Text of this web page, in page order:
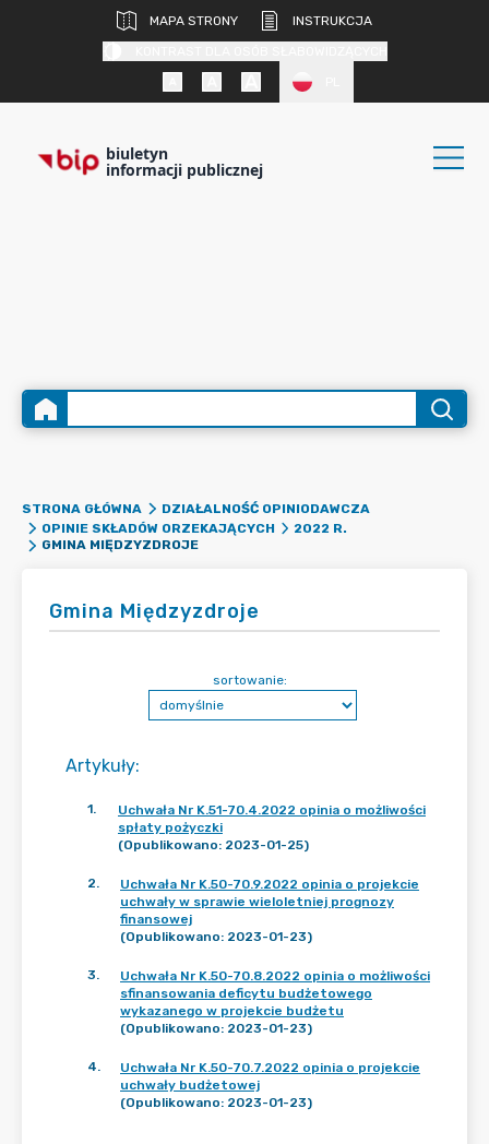
MAPA STRONY
INSTRUKCJA
biuletyn
informacji publicznej
STRONA GŁÓWNA
DZIAŁALNOŚĆ OPINIODAWCZA
OPINIE SKŁADÓW ORZEKAJĄCYCH
2022 R.
GMINA MIĘDZYZDROJE
Gmina Międzyzdroje
Artykuły:
sortowanie:
1.
Uchwała Nr K.51-70.4.2022 opinia o możliwości
spłaty pożyczki
(Opublikowano: 2023-01-25)
2.
Uchwała Nr K.50-70.9.2022 opinia o projekcie
uchwały w sprawie wieloletniej prognozy
finansowej
(Opublikowano: 2023-01-23)
3.
Uchwała Nr K.50-70.8.2022 opinia o możliwości
sfinansowania deficytu budżetowego
wykazanego w projekcie budżetu
(Opublikowano: 2023-01-23)
4.
Uchwała Nr K.50-70.7.2022 opinia o projekcie
uchwały budżetowej
(Opublikowano: 2023-01-23)